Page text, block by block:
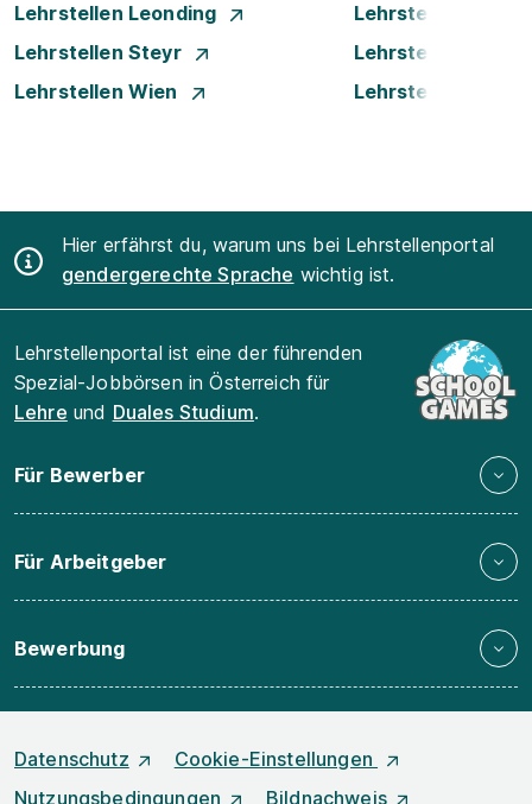
Lehrstellen Leonding
Lehrstellen Linz
Lehrstellen Steyr
Lehrstellen Traun
Lehrstellen Wien
Lehrstellen
Hier erfährst du, warum uns bei Lehrstellenportal
gendergerechte Sprache wichtig ist.
Lehrstellenportal ist eine der führenden
Spezial-Jobbörsen in Österreich für
Lehre und Duales Studium.
Für Bewerber
Für Arbeitgeber
Bewerbung
Datenschutz
Cookie-Einstellungen
Nutzungsbedingungen
Bildnachweis